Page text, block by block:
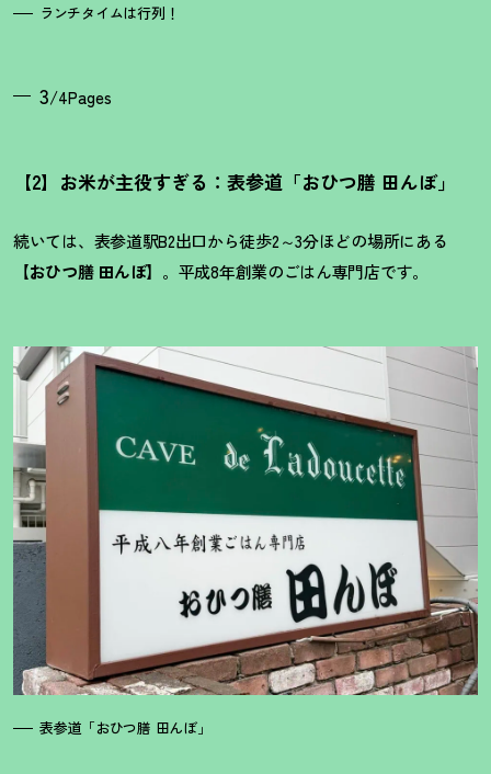
ランチタイムは行列 ！
3/4Pages
【2】お米が主役すぎる：表参道「おひつ膳 田んぼ」
続いては、表参道駅B2出口から徒歩2～3分ほどの場所にある
【おひつ膳 田んぼ】 。平成8年創業のごはん専門店です。
表参道「おひつ膳 田んぼ」